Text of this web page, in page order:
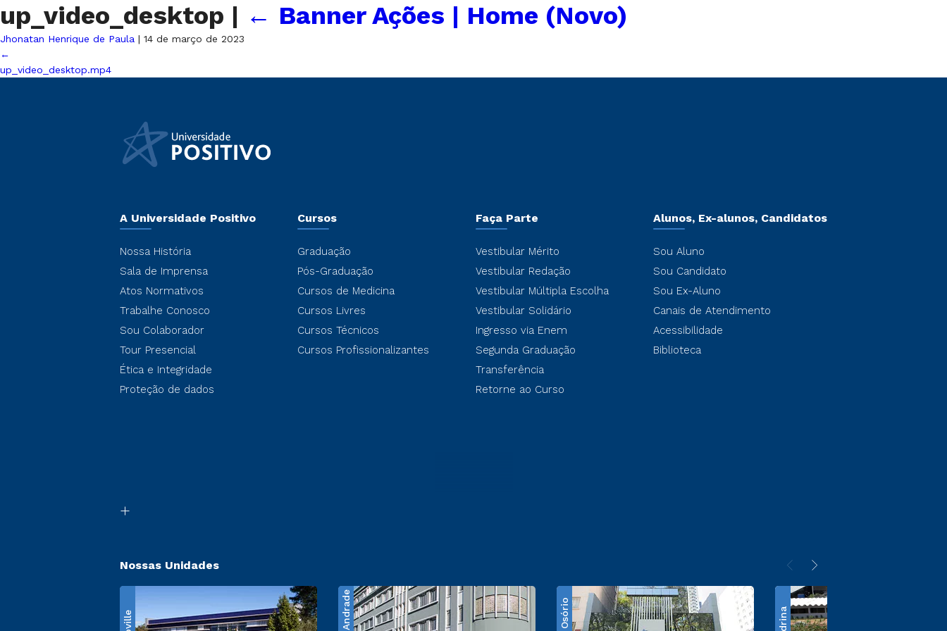
up_video_desktop | ← Banner Ações | Home (Novo)
Jhonatan Henrique de Paula | 14 de março de 2023
←
up_video_desktop.mp4
A Universidade Positivo
Nossa História
Sala de Imprensa
Atos Normativos
Trabalhe Conosco
Sou Colaborador
Tour Presencial
Ética e Integridade
Proteção de dados
Cursos
Graduação
Pós-Graduação
Cursos de Medicina
Cursos Livres
Cursos Técnicos
Cursos Profissionalizantes
Faça Parte
Vestibular Mérito
Vestibular Redação
Vestibular Múltipla Escolha
Vestibular Solidário
Ingresso via Enem
Segunda Graduação
Transferência
Retorne ao Curso
Alunos, Ex-alunos, Candidatos
Sou Aluno
Sou Candidato
Sou Ex-Aluno
Canais de Atendimento
Acessibilidade
Biblioteca
Nossas Unidades